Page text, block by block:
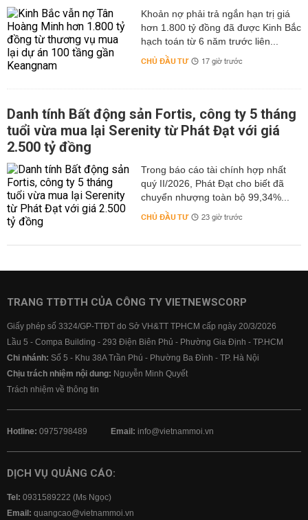
hơn 1.800 tỷ đồng đã được Kinh Bắc
hạch toán từ 6 năm trước liên...
CHỦ ĐẦU TƯ 17 giờ trước
Danh tính Bất động sản Fortis, công ty 5 tháng
tuổi vừa mua lại Serenity từ Phát Đạt với giá
2.500 tỷ đồng
Trong báo cáo tài chính hợp nhất
quý II/2026, Phát Đạt cho biết đã
chuyển nhượng toàn bộ 99,34%...
CHỦ ĐẦU TƯ 23 giờ trước
TRANG TTĐTTH CỦA CÔNG TY VIETNEWSCORP
Giấy phép số 3324/GP-TTĐT do Sở VH&TT TPHCM cấp ngày 20/3/2026
Lầu 5 - Compa Building - 293 Điện Biên Phủ - Phường Gia Định - TP.HCM
Chi nhánh: Số 5 - Khu 38A Trần Phú - Phường Ba Đình - TP. Hà Nội
Chịu trách nhiệm nội dung: Nguyễn Minh Quyết
Trách nhiệm về thông tin
Hotline: 0975798489 Email: info@vietnammoi.vn
DỊCH VỤ QUẢNG CÁO:
Tel: 0931589222 (Ms Ngọc)
Email: quangcao@vietnammoi.vn